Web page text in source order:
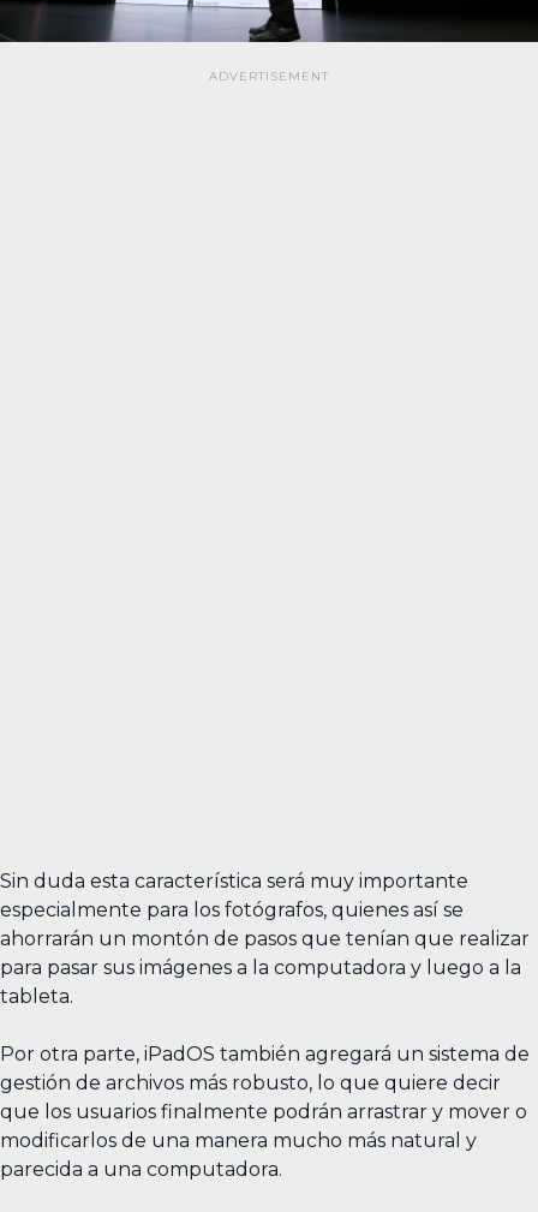
Sin duda esta característica será muy importante
especialmente para los fotógrafos, quienes así se
ahorrarán un montón de pasos que tenían que realizar
para pasar sus imágenes a la computadora y luego a la
tableta.
Por otra parte, iPadOS también agregará un sistema de
gestión de archivos más robusto, lo que quiere decir
que los usuarios finalmente podrán arrastrar y mover o
modificarlos de una manera mucho más natural y
parecida a una computadora.